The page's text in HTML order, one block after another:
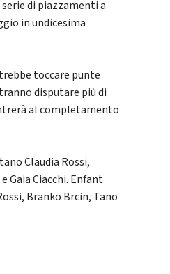
di piazzamenti a
in undicesima
toccare punte
disputare più di
al completamento
Claudia Rossi,
Gaia Ciacchi. Enfant
Branko Brcin, Tano